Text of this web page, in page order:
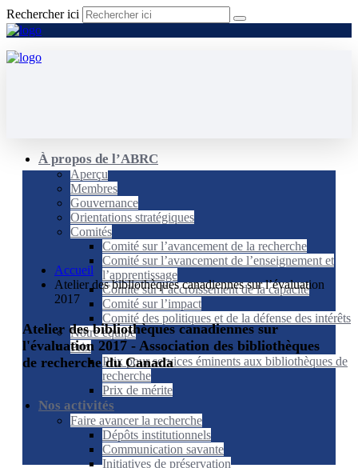
Rechercher ici
À propos de l’ABRC
Aperçu
Membres
Gouvernance
Orientations stratégiques
Comités
Comité sur l’avancement de la recherche
Comité sur l’avancement de l’enseignement et
l’apprentissage
Comité sur l’accroissement de la capacité
Comité sur l’impact
Comité des politiques et de la défense des intérêts
Notre équipe
Prix
Prix pour services éminents aux bibliothèques de
recherche
Prix de mérite
Nos activités
Faire avancer la recherche
Dépôts institutionnels
Communication savante
Initiatives de préservation
Accueil
Atelier des bibliothèques canadiennes sur l’évaluation
2017
Atelier des bibliothèques canadiennes sur
l'évaluation 2017 - Association des bibliothèques
de recherche du Canada